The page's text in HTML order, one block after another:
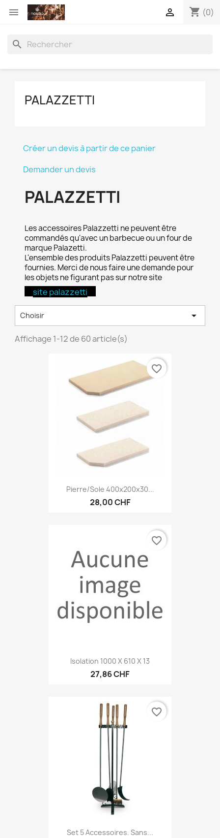
 shopping_cart (0)

search
PALAZZETTI
Créer un devis à partir de ce panier
Demander un devis
PALAZZETTI
Les accessoires Palazzetti ne peuvent être
commandés qu'avec un barbecue ou un four de
marque Palazetti.
L'ensemble des produits Palazzetti peuvent être
fournies. Merci de nous faire une demande pour
les objets ne figurant pas sur notre site
site palazzetti
Choisir 
Affichage 1-12 de 60 article(s)
Pierre/sole 400x200x30...
28,00 CHF
favorite_border
Isolation 1000 X 610 X 13
27,86 CHF
favorite_border
Set 5 Accessoires. Sans...
favorite_border